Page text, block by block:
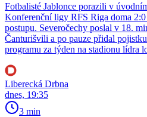
Fotbalisté Jablonce porazili v
Konferenční ligy RFS Riga doma
postupu. Severočechy poslal v 18.
Čanturišvili a po pauze přidal
programu za týden na stadionu lídra
Liberecká Drbna
dnes, 19:35
3 min